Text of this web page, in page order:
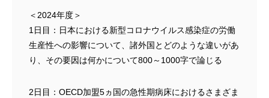
＜2024年度＞
1日目：日本における新型コロナウイルス感染症の労働
生産性への影響について、諸外国とどのような違いがあ
り、その要因は何かについて800～1000字で論じる
2日目：OECD加盟5ヵ国の急性期病床におけるさまざま